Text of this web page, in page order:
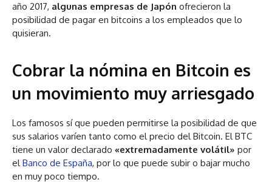
año 2017, algunas empresas de Japón ofrecieron la
posibilidad de pagar en bitcoins a los empleados que lo
quisieran.
Cobrar la nómina en Bitcoin es
un movimiento muy arriesgado
Los famosos sí que pueden permitirse la posibilidad de que
sus salarios varíen tanto como el precio del Bitcoin. El BTC
tiene un valor declarado «extremadamente volátil» por
elBanco de España, por lo que puede subir o bajar mucho
en muy poco tiempo.